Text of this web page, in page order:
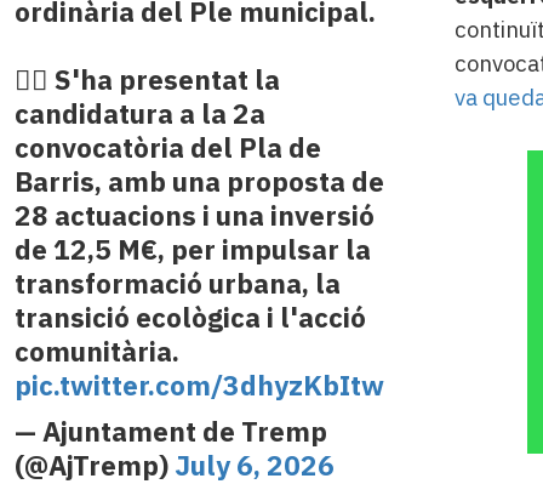
ordinària del Ple municipal.
👉🏻 S'ha presentat la
candidatura a la 2a
convocatòria del Pla de
Barris, amb una proposta de
28 actuacions i una inversió
de 12,5 M€, per impulsar la
transformació urbana, la
transició ecològica i l'acció
comunitària.
pic.twitter.com/3dhyzKbItw
— Ajuntament de Tremp
(@AjTremp) July 6, 2026
va